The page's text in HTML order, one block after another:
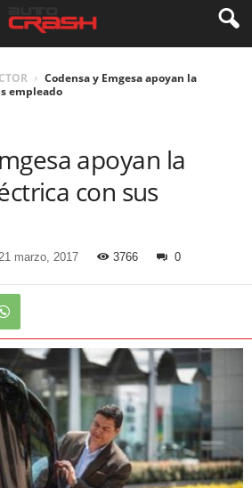
Codensa y Emgesa apoyan la
empleado
apoyan la
con sus
marzo, 2017 3766 0